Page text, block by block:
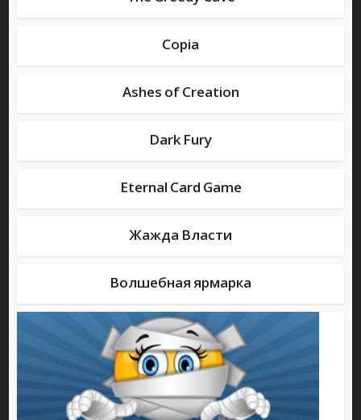
развивать собственные масштабные империи
скандинавской мифологии и предлагающая игрокам принять
участие в Рагнареке
генерируемыми подземельями, тоннами лута и серьезными
испытаниями для искателей приключений.
Copia – полуавтоматическая браузерная RPG в средневековом
стиле с возможностью нанять в отряд целых девять героев
Copia
строительством домов, осадами, созданием и грабежом
караванов
Ashes of Creation
легенд, где в одной истории поместились боги, титаны, гномы,
эльфы, драконы и король Артур со своими рыцарями
Dark Fury
бустеры приобретаются исключительно за внутриигровые
деньги. Никакого доната, равные условия для всех
Eternal Card Game
Жажда Власти – глобальная стратегия с элементами
карточных игр, строительством замков, осадами и массовыми
битвами с другими игроками в составе альянсов
Жажда Власти
Волшебная ярмарка – строим посреди дремучего леса ярмарку
для зверей, наполняем различными аттракционами и начинаем
зарабатывать золото, попутно отгоняя от клиентов монстров-
Волшебная ярмарка